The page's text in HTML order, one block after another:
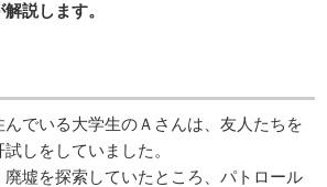
説します。
んでいる大学生のＡさんは、友人たちを
しをしていました。
廃墟を探索していたところ、パトロール